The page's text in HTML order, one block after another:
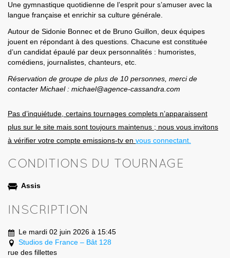
Une gymnastique quotidienne de l’esprit pour s’amuser avec la
langue française et enrichir sa culture générale.
Autour de Sidonie Bonnec et de Bruno Guillon, deux équipes
jouent en répondant à des questions. Chacune est constituée
d’un candidat épaulé par deux personnalités : humoristes,
comédiens, journalistes, chanteurs, etc.
Réservation de groupe de plus de 10 personnes, merci de
contacter Michael : michael@agence-cassandra.com
Pas d’inquiétude, certains tournages complets n’apparaissent
plus sur le site mais sont toujours maintenus ; nous vous invitons
à vérifier votre compte emissions-tv en vous connectant.
CONDITIONS DU TOURNAGE
Assis
INSCRIPTION
Le mardi 02 juin 2026 à 15:45
Studios de France – Bât 128
rue des fillettes